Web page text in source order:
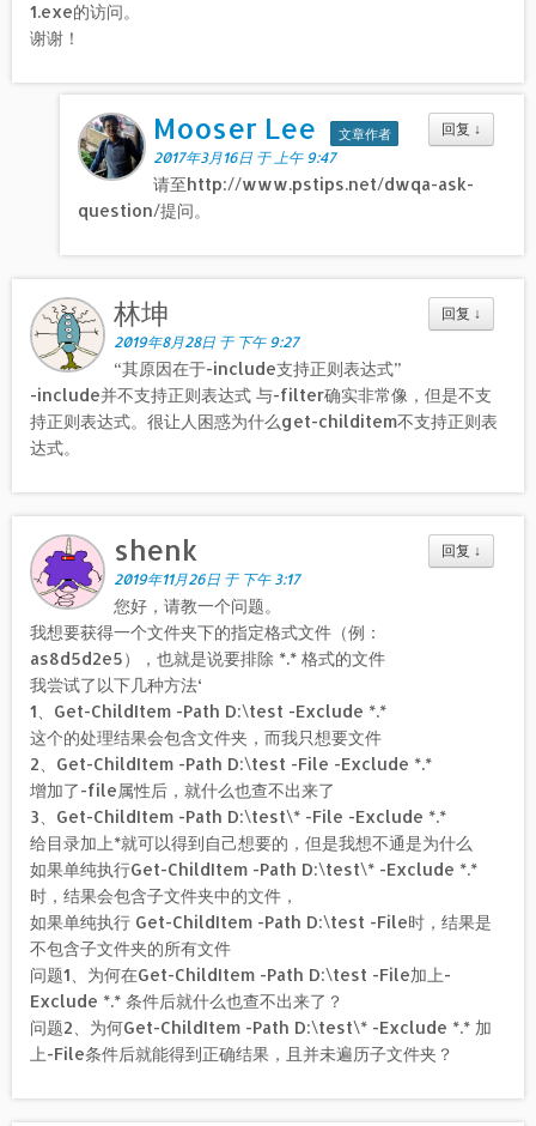
1.exe的访问。
谢谢！
回复 ↓
Mooser Lee
文章作者
2017年3月16日 于 上午 9:47
请至http://www.pstips.net/dwqa-ask-
question/提问。
回复 ↓
林坤
2019年8月28日 于 下午 9:27
“其原因在于-include支持正则表达式”
-include并不支持正则表达式 与-filter确实非常像，但是不支
持正则表达式。很让人困惑为什么get-childitem不支持正则表
达式。
回复 ↓
shenk
2019年11月26日 于 下午 3:17
您好，请教一个问题。
我想要获得一个文件夹下的指定格式文件（例：
as8d5d2e5），也就是说要排除 *.* 格式的文件
我尝试了以下几种方法‘
1、Get-ChildItem -Path D:\test -Exclude *.*
这个的处理结果会包含文件夹，而我只想要文件
2、Get-ChildItem -Path D:\test -File -Exclude *.*
增加了-file属性后，就什么也查不出来了
3、Get-ChildItem -Path D:\test\* -File -Exclude *.*
给目录加上*就可以得到自己想要的，但是我想不通是为什么
如果单纯执行Get-ChildItem -Path D:\test\* -Exclude *.*
时，结果会包含子文件夹中的文件，
如果单纯执行 Get-ChildItem -Path D:\test -File时，结果是
不包含子文件夹的所有文件
问题1、为何在Get-ChildItem -Path D:\test -File加上-
Exclude *.* 条件后就什么也查不出来了？
问题2、为何Get-ChildItem -Path D:\test\* -Exclude *.* 加
上-File条件后就能得到正确结果，且并未遍历子文件夹？